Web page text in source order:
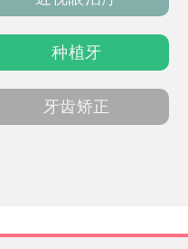
话或官网预约，建议提前
种植牙
牙齿矫正